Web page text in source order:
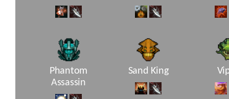
Phantom
Assassin
Sand King